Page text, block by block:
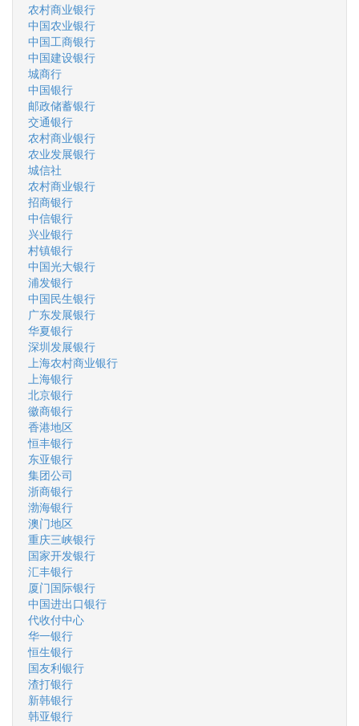
农村商业银行
中国农业银行
中国工商银行
中国建设银行
城商行
中国银行
邮政储蓄银行
交通银行
农村商业银行
农业发展银行
城信社
农村商业银行
招商银行
中信银行
兴业银行
村镇银行
中国光大银行
浦发银行
中国民生银行
广东发展银行
华夏银行
深圳发展银行
上海农村商业银行
上海银行
北京银行
徽商银行
香港地区
恒丰银行
东亚银行
集团公司
浙商银行
渤海银行
澳门地区
重庆三峡银行
国家开发银行
汇丰银行
厦门国际银行
中国进出口银行
代收付中心
华一银行
恒生银行
国友利银行
渣打银行
新韩银行
韩亚银行